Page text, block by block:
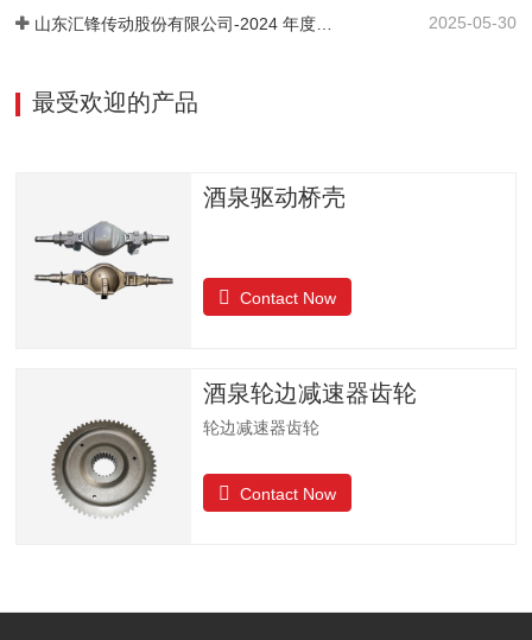
2025-05-30
最受欢迎的产品
酒泉驱动桥壳
Contact Now
酒泉轮边减速器齿轮
轮边减速器齿轮
Contact Now